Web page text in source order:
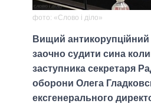
фото: «Слово і діло»
Вищий
заочно судити сина
заступника секретаря
оборони Олега
ексгенерального